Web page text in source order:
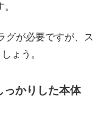
グが必要ですが、ス
ょう。
っかりした本体